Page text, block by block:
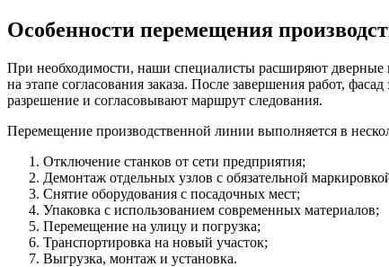
Особенности перемещения
При необходимости, наши специалисты расширяют дверные
на этапе согласования заказа. После завершения работ,
разрешение и согласовывают маршрут следования.
Перемещение производственной линии выполняется в
Отключение станков от сети предприятия;
Демонтаж отдельных узлов с обязательной
Снятие оборудования с посадочных мест;
Упаковка с использованием современных материалов;
Перемещение на улицу и погрузка;
Транспортировка на новый участок;
Выгрузка, монтаж и установка.